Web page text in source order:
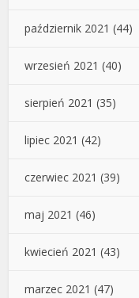
październik 2021 (44)
wrzesień 2021 (40)
sierpień 2021 (35)
lipiec 2021 (42)
czerwiec 2021 (39)
maj 2021 (46)
kwiecień 2021 (43)
marzec 2021 (47)